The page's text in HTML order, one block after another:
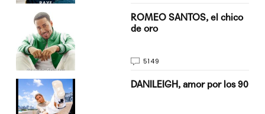
ROMEO SANTOS, el chico
de oro
5149
DANILEIGH, amor por los 90